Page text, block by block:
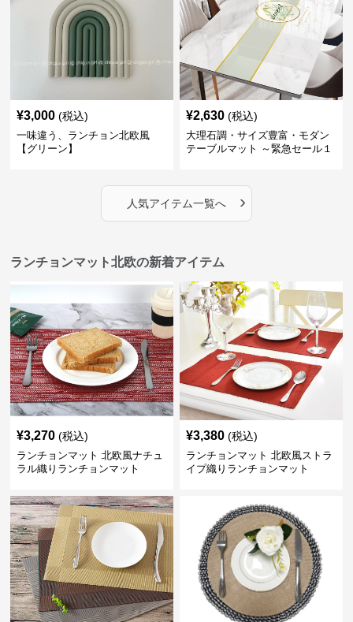
¥3,000 (税込)
一味違う、ランチョン北欧風
【グリーン】
¥2,630 (税込)
大理石調・サイズ豊富・モダン
テーブルマット ～緊急セール１
人気アイテム一覧へ ›
ランチョンマット北欧の新着アイテム
¥3,270 (税込)
ランチョンマット 北欧風ナチュ
ラル織りランチョンマット
¥3,380 (税込)
ランチョンマット 北欧風ストラ
イプ織りランチョンマット